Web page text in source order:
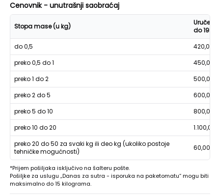
Cenovnik - unutrašnji saobraćaj
Stopa mase (u kg)
Uručenje
do 19h
do 0,5
420,00
preko 0,5 do 1
450,00
preko 1 do 2
500,00
preko 2 do 5
600,00
preko 5 do 10
800,00
preko 10 do 20
1.100,00
preko 20 do 50 za svaki kg ili deo kg (ukoliko postoje
tehničke mogućnosti)
60,00
*Prijem pošiljaka isključivo na šalteru pošte.
Pošiljke za uslugu „Danas za sutra - isporuka na paketomatu“ mogu biti
maksimalno do 15 kilograma.